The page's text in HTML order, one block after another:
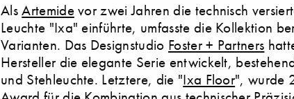
AlsArtemidevor zwei Jahren die technisch
Leuchte "Ixa" einführte, umfasste die Kollektion
Varianten. Das Designstudio Foster + Partners
Hersteller die elegante Serie entwickelt,
und Stehleuchte. Letztere, die "Ixa Floor", wurde